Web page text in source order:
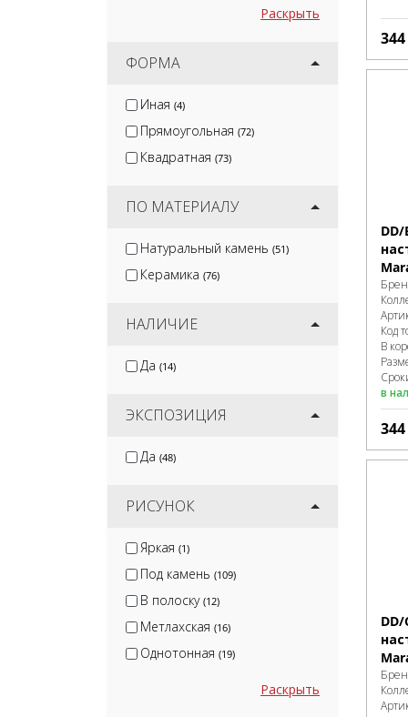
Раскрыть
ФОРМА
Иная (4)
Прямоугольная (72)
Квадратная (73)
ПО МАТЕРИАЛУ
Натуральный камень (51)
Керамика (76)
НАЛИЧИЕ
Да (14)
ЭКСПОЗИЦИЯ
Да (48)
РИСУНОК
Яркая (1)
Под камень (109)
В полоску (12)
Метлахская (16)
Однотонная (19)
Раскрыть
344
Код
В
в
344